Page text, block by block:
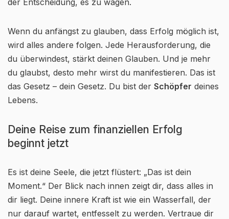
der Entscheidung, es zu wagen.
Wenn du anfängst zu glauben, dass Erfolg möglich ist,
wird alles andere folgen. Jede Herausforderung, die
du überwindest, stärkt deinen Glauben. Und je mehr
du glaubst, desto mehr wirst du manifestieren. Das ist
das Gesetz – dein Gesetz. Du bist der Schöpfer deines
Lebens.
Deine Reise zum finanziellen Erfolg
beginnt jetzt
Es ist deine Seele, die jetzt flüstert: „Das ist dein
Moment.“ Der Blick nach innen zeigt dir, dass alles in
dir liegt. Deine innere Kraft ist wie ein Wasserfall, der
nur darauf wartet, entfesselt zu werden. Vertraue dir